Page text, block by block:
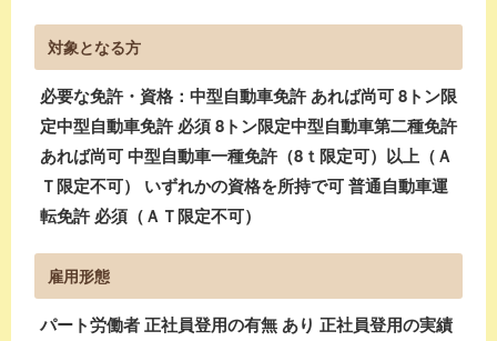
対象となる方
必要な免許・資格：中型自動車免許 あれば尚可 8トン限
定中型自動車免許 必須 8トン限定中型自動車第二種免許
あれば尚可 中型自動車一種免許（8ｔ限定可）以上（Ａ
Ｔ限定不可） いずれかの資格を所持で可 普通自動車運
転免許 必須（ＡＴ限定不可）
雇用形態
パート労働者 正社員登用の有無 あり 正社員登用の実績